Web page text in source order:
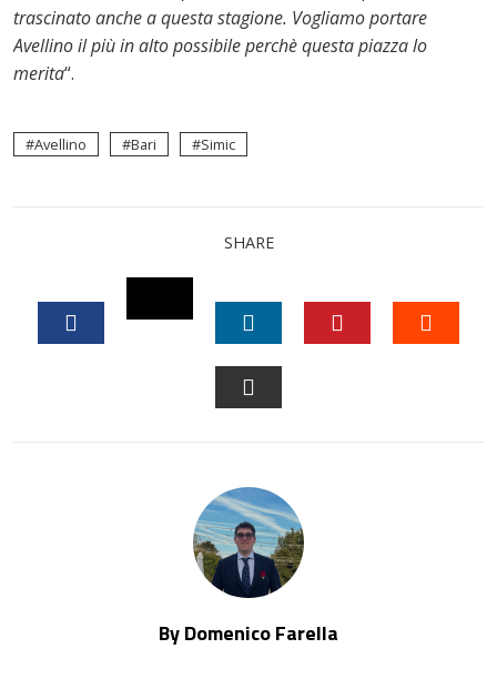
trascinato anche a questa stagione. Vogliamo portare
Avellino il più in alto possibile perchè questa piazza lo
merita“.
Avellino Bari Simic
SHARE
TWITTER
LINKEDIN
By Domenico Farella